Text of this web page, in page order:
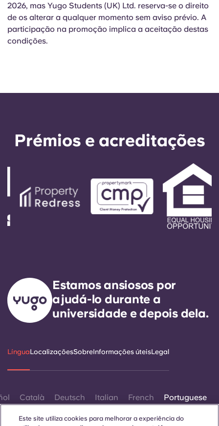
2026, mas Yugo Students (UK) Ltd. reserva-se o direito
de os alterar a qualquer momento sem aviso prévio. A
participação na promoção implica a aceitação destas
condições.
Prémios e acreditações
Estamos ansiosos por
ajudá-lo durante a
universidade e depois dela.
LínguaLocalizaçõesSobreInformações úteisLegal
Català Deutsch Italian French Portuguese
Este site utiliza cookies para melhorar a experiência do